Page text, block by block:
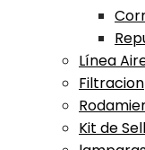
Línea
Filtracion
Kit de